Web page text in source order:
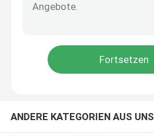
Poliermaschine CNC
ANDERE KATEGORIEN AUS UNS